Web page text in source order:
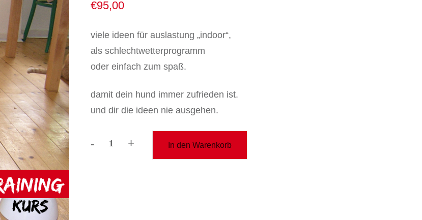
€95,00
viele ideen für auslastung „indoor“,
als schlechtwetterprogramm
oder einfach zum spaß.
damit dein hund immer zufrieden ist.
und dir die ideen nie ausgehen.
-kurs:
+ In den Warenkorb